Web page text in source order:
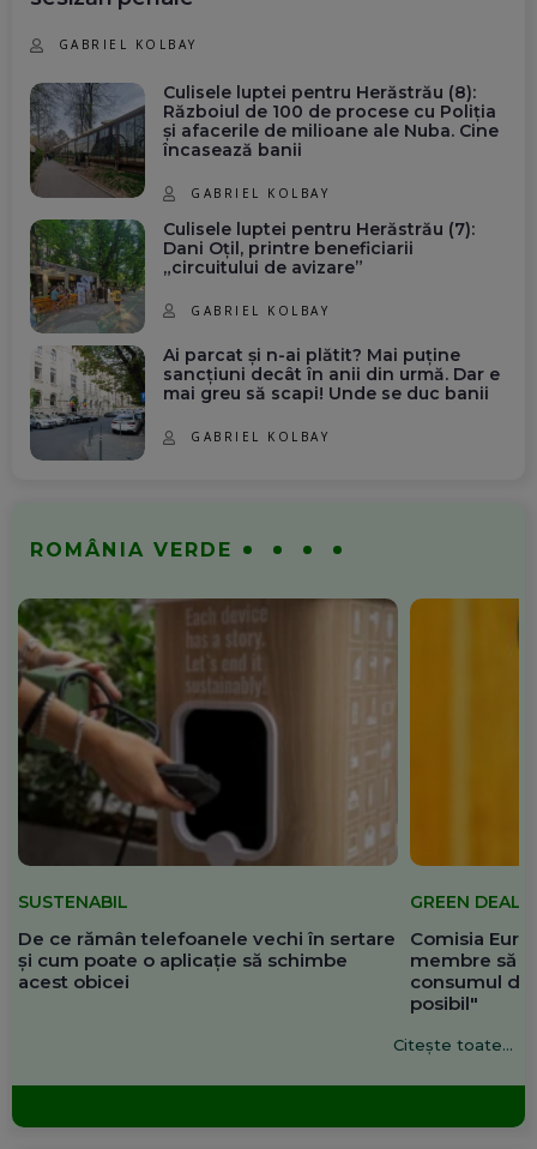
GABRIEL KOLBAY
Culisele luptei pentru Herăstrău (8):
Războiul de 100 de procese cu Poliția
și afacerile de milioane ale Nuba. Cine
încasează banii
GABRIEL KOLBAY
Culisele luptei pentru Herăstrău (7):
Dani Oțil, printre beneficiarii
„circuitului de avizare”
GABRIEL KOLBAY
Ai parcat și n-ai plătit? Mai puține
sancțiuni decât în anii din urmă. Dar e
mai greu să scapi! Unde se duc banii
GABRIEL KOLBAY
ROMÂNIA VERDE
SUSTENABIL
De ce rămân telefoanele vechi în sertare
și cum poate o aplicație să schimbe
acest obicei
GREEN DEAL
Comisia
membre să
consumul de
posibil"
Citește toate...